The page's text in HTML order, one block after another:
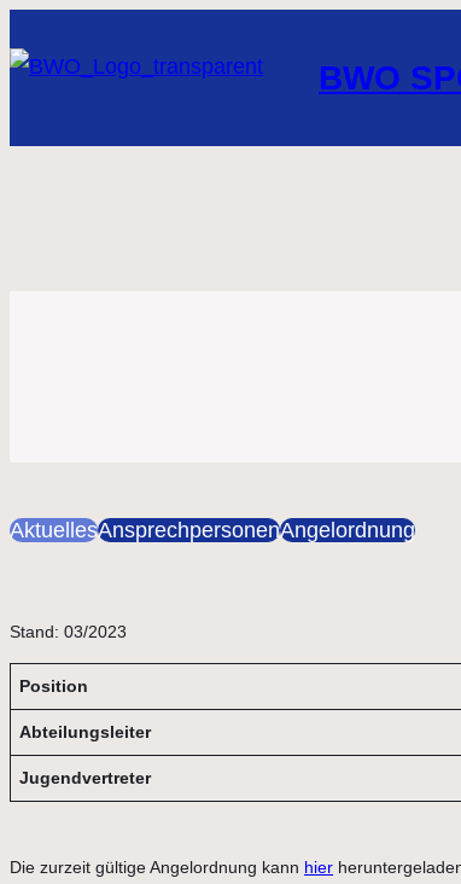
BWO
AktuellesAnsprechpersonenAngelordnung
Stand: 03/2023
Position
Abteilungsleiter
Jugendvertreter
Die zurzeit gültige Angelordnung kann hier